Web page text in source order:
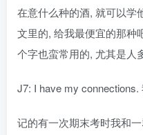
在意什么种的酒, 就可以学
文里的, 给我最便宜的那种
个字也蛮常用的, 尤其是人
J7: I have my connections.
记的有一次期末考时我和